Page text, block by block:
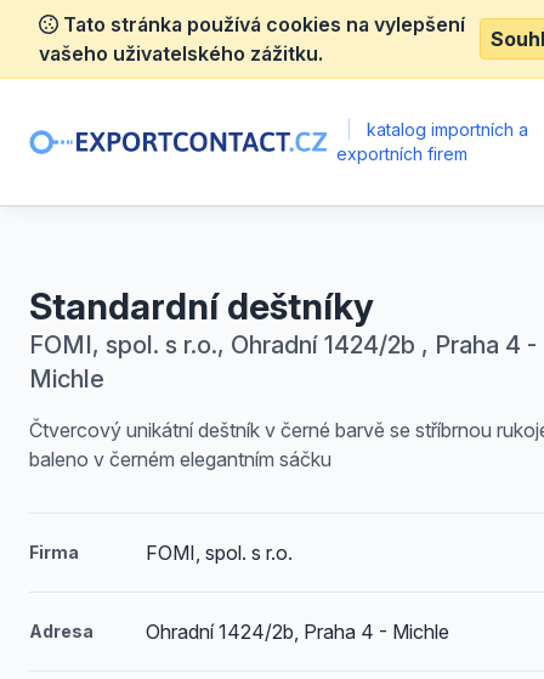
Tato stránka používá cookies na vylepšení
vašeho uživatelského zážitku.
katalog importních a
exportních firem
Standardní deštníky
FOMI, spol. s r.o., Ohradní 1424/2b , Praha 4 -
Michle
Čtvercový unikátní deštník v černé barvě se stříbrnou
baleno v černém elegantním sáčku
Firma FOMI, spol. s r.o.
Adresa Ohradní 1424/2b, Praha 4 - Michle